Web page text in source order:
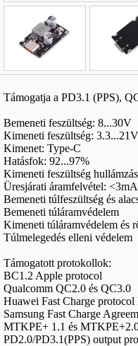
E-mail *:
Telefon*:
Támogatja a PD3.1 (PPS),
Bemeneti feszültség: 8...30V
Kimeneti feszültség:
Kimenet: Type-C
Hatásfok: 92...97%
Kimeneti feszültség
Üresjárati áramfelvétel: <3mA
Bemeneti túlfeszültség és
Bemeneti túláramvédelem
Kimeneti túláramvédelem és
Túlmelegedés elleni védelem
Támogatott protokollok:
BC1.2 Apple protocol
Qualcomm QC2.0 és QC3.0
Huawei Fast Charge protocol
Samsung Fast Charge
MTKPE+ 1.1 és
PD2.0/PD3.1(PPS) output